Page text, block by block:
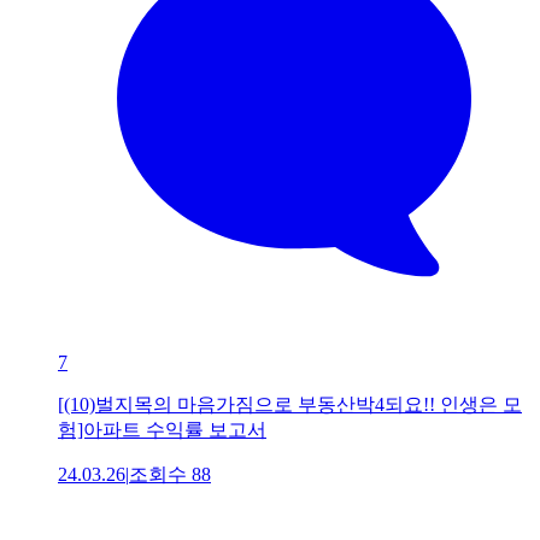
7
[(10)벌지목의 마음가짐으로 부동산박4되요!! 인생은 모
험]아파트 수익률 보고서
24.03.26|조회수 88